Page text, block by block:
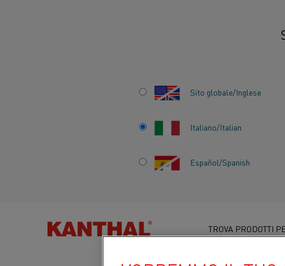
Sito globale/Inglese
Italiano/Italian
Español/Spanish
TROVA PRODOTTI
Prodotti per forni industriali
TUBOTHAL® E
ELEMENTI
RISCALDANTI
CARTUCCIA